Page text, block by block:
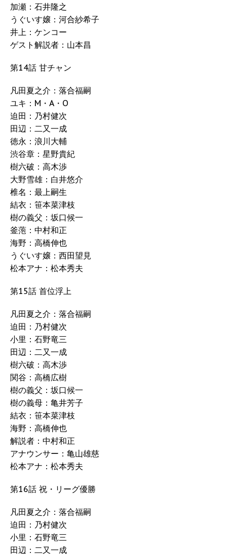
加瀬：石井隆之
うぐいす嬢：河合紗希子
井上：ケンコー
ゲスト解説者：山本昌
第14話 甘チャン
凡田夏之介：落合福嗣
ユキ：M・A・O
迫田：乃村健次
田辺：二又一成
徳永：浪川大輔
渋谷章：星野貴紀
樹六破：高木渉
大野雪雄：白井悠介
椎名：最上嗣生
結衣：笹本菜津枝
樹の義父：坂口候一
釜萢：中村和正
海野：高橋伸也
うぐいす嬢：西田望見
松本アナ：松本秀夫
第15話 首位浮上
凡田夏之介：落合福嗣
迫田：乃村健次
小里：石野竜三
田辺：二又一成
樹六破：高木渉
関谷：高橋広樹
樹の義父：坂口候一
樹の義母：亀井芳子
結衣：笹本菜津枝
海野：高橋伸也
解説者：中村和正
アナウンサー：亀山雄慈
松本アナ：松本秀夫
第16話 祝・リーグ優勝
凡田夏之介：落合福嗣
迫田：乃村健次
小里：石野竜三
田辺：二又一成